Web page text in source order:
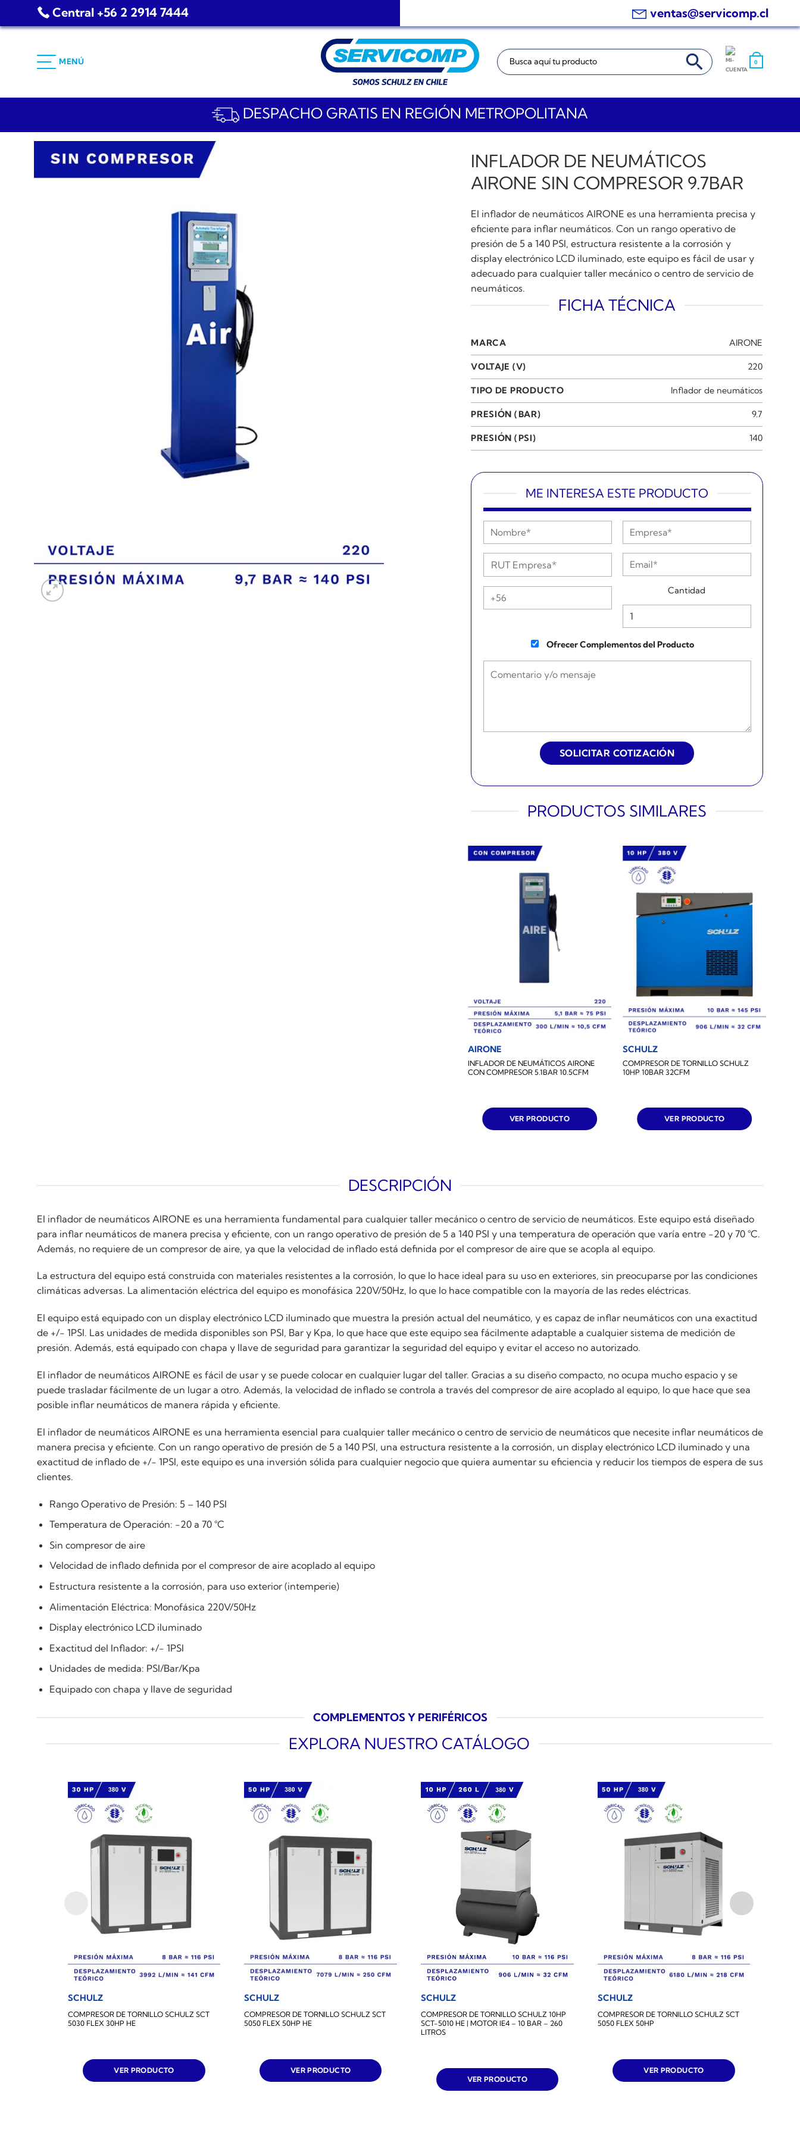
Central +56 2 2914 7444 ventas@servicomp.cl
MENÚ
Buscar: BOTÓN DE BÚSQUEDA
0
DESPACHO GRATIS EN REGIÓN METROPOLITANA
INFLADOR DE NEUMÁTICOS
AIRONE SIN COMPRESOR 9.7BAR
El inflador de neumáticos AIRONE es una herramienta precisa y
eficiente para inflar neumáticos. Con un rango operativo de
presión de 5 a 140 PSI, estructura resistente a la corrosión y
display electrónico LCD iluminado, este equipo es fácil de usar y
adecuado para cualquier taller mecánico o centro de servicio de
neumáticos.
FICHA TÉCNICA
MARCA AIRONE
VOLTAJE (V) 220
TIPO DE PRODUCTO Inflador de neumáticos
PRESIÓN (BAR) 9.7
PRESIÓN (PSI) 140
ME INTERESA ESTE PRODUCTO
Cantidad
Ofrecer Complementos del Producto
PRODUCTOS SIMILARES
AIRONE
INFLADOR DE NEUMÁTICOS AIRONE
CON COMPRESOR 5.1BAR 10.5CFM
VER PRODUCTO
SCHULZ
COMPRESOR DE TORNILLO SCHULZ
10HP 10BAR 32CFM
VER PRODUCTO
DESCRIPCIÓN
El inflador de neumáticos AIRONE es una herramienta fundamental para cualquier taller mecánico o centro de servicio de neumáticos. Este equipo está diseñado
para inflar neumáticos de manera precisa y eficiente, con un rango operativo de presión de 5 a 140 PSI y una temperatura de operación que varía entre -20 y 70 °C.
Además, no requiere de un compresor de aire, ya que la velocidad de inflado está definida por el compresor de aire que se acopla al equipo.
La estructura del equipo está construida con materiales resistentes a la corrosión, lo que lo hace ideal para su uso en exteriores, sin preocuparse por las condiciones
climáticas adversas. La alimentación eléctrica del equipo es monofásica 220V/50Hz, lo que lo hace compatible con la mayoría de las redes eléctricas.
El equipo está equipado con un display electrónico LCD iluminado que muestra la presión actual del neumático, y es capaz de inflar neumáticos con una exactitud
de +/- 1PSI. Las unidades de medida disponibles son PSI, Bar y Kpa, lo que hace que este equipo sea fácilmente adaptable a cualquier sistema de medición de
presión. Además, está equipado con chapa y llave de seguridad para garantizar la seguridad del equipo y evitar el acceso no autorizado.
El inflador de neumáticos AIRONE es fácil de usar y se puede colocar en cualquier lugar del taller. Gracias a su diseño compacto, no ocupa mucho espacio y se
puede trasladar fácilmente de un lugar a otro. Además, la velocidad de inflado se controla a través del compresor de aire acoplado al equipo, lo que hace que sea
posible inflar neumáticos de manera rápida y eficiente.
El inflador de neumáticos AIRONE es una herramienta esencial para cualquier taller mecánico o centro de servicio de neumáticos que necesite inflar neumáticos de
manera precisa y eficiente. Con un rango operativo de presión de 5 a 140 PSI, una estructura resistente a la corrosión, un display electrónico LCD iluminado y una
exactitud de inflado de +/- 1PSI, este equipo es una inversión sólida para cualquier negocio que quiera aumentar su eficiencia y reducir los tiempos de espera de sus
clientes.
Rango Operativo de Presión: 5 – 140 PSI
Temperatura de Operación: -20 a 70 °C
Sin compresor de aire
Velocidad de inflado definida por el compresor de aire acoplado al equipo
Estructura resistente a la corrosión, para uso exterior (intemperie)
Alimentación Eléctrica: Monofásica 220V/50Hz
Display electrónico LCD iluminado
Exactitud del Inflador: +/- 1PSI
Unidades de medida: PSI/Bar/Kpa
Equipado con chapa y llave de seguridad
COMPLEMENTOS Y PERIFÉRICOS
EXPLORA NUESTRO CATÁLOGO
SCHULZ
COMPRESOR DE TORNILLO SCHULZ SCT
5030 FLEX 30HP HE
VER PRODUCTO
SCHULZ
COMPRESOR DE TORNILLO SCHULZ SCT
5050 FLEX 50HP HE
VER PRODUCTO
SCHULZ
COMPRESOR DE TORNILLO SCHULZ 10HP
SCT-5010 HE | MOTOR IE4 – 10 BAR – 260
LITROS
VER PRODUCTO
SCHULZ
COMPRESOR DE TORNILLO SCHULZ SCT
5050 FLEX 50HP
VER PRODUCTO